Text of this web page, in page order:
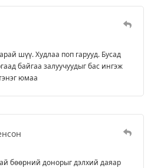
шүү. Худлаа поп гарууд. Бусад
байгаа залуучуудыг бас ингэж
юмаа
бөөрний донорыг дэлхий даяар